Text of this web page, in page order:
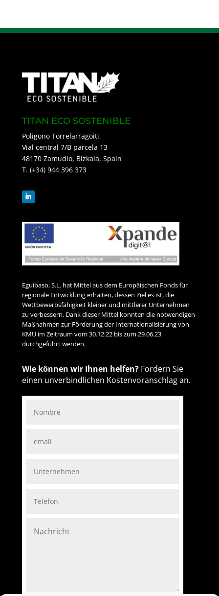
TITAN ECO SOSTENIBLE
Poligono Torrelarragoiti,
Vial central 7/B parcela 13
48170 Zamudio, Bizkaia, Spain
T. (+34) 944 396 373
Eguibaso, S.L. hat Mittel aus dem Europäischen Fonds für
regionale Entwicklung erhalten, dessen Ziel es ist, die
Wettbewerbsfähigkeit kleiner und mittlerer Unternehmen
zu verbessern. Dank dieser Mittel konnten die notwendigen
Maßnahmen zur Förderung der Internationalisierung von
KMU im Zeitraum vom 30.12.22 bis zum 29.06.23
durchgeführt werden.
Wie können wir Ihnen helfen? Fordern Sie
einen unverbindlichen Kostenvoranschlag an.